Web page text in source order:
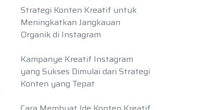
Strategi Konten Kreatif untuk
Meningkatkan Jangkauan
Organik di Instagram
Kampanye Kreatif Instagram
yang Sukses Dimulai dari Strategi
Konten yang Tepat